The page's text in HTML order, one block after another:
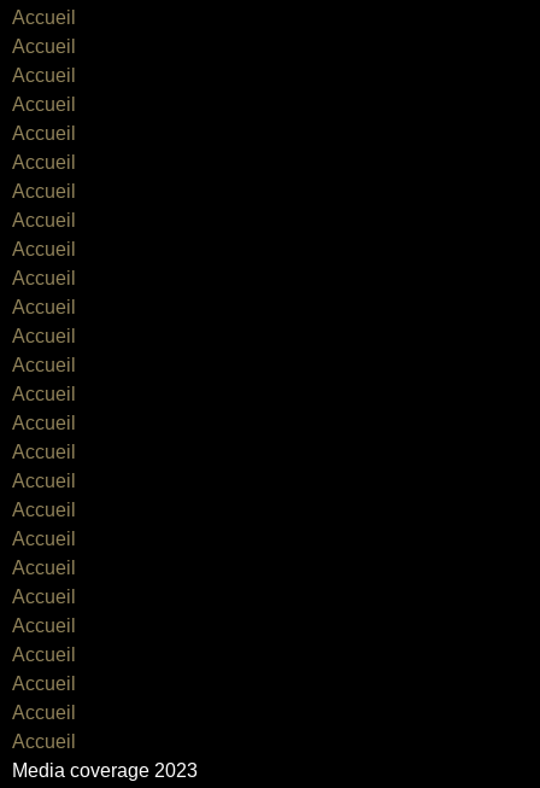
Accueil
Accueil
Accueil
Accueil
Accueil
Accueil
Accueil
Accueil
Accueil
Accueil
Accueil
Accueil
Accueil
Accueil
Accueil
Accueil
Accueil
Accueil
Accueil
Accueil
Accueil
Accueil
Accueil
Accueil
Accueil
Accueil
Media coverage 2023